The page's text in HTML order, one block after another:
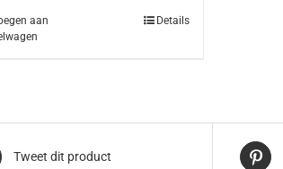
aan
Details
Tweet dit product